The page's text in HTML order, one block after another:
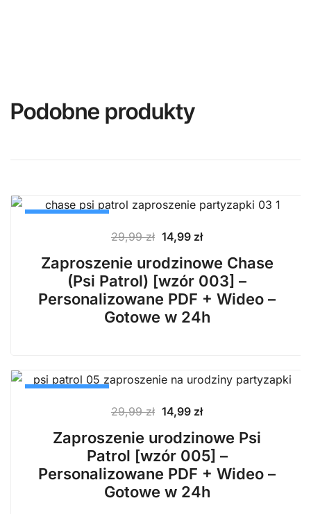
Podobne produkty
29,99zł Pierwotna
cena
wynosiła:
29,99 zł.
14,99 złAktualna
wynosi:
14,99 zł.
Zaproszenie urodzinowe Chase
(Psi Patrol) [wzór 003] –
Personalizowane PDF + Wideo –
Gotowe w 24h
29,99zł Pierwotna
cena
wynosiła:
29,99 zł.
14,99 złAktualna
wynosi:
14,99 zł.
Zaproszenie urodzinowe Psi
Patrol [wzór 005] –
Personalizowane PDF + Wideo –
Gotowe w 24h